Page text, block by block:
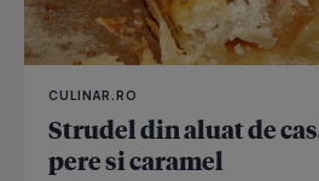
CULINAR.RO
Strudel din aluat de
pere si caramel